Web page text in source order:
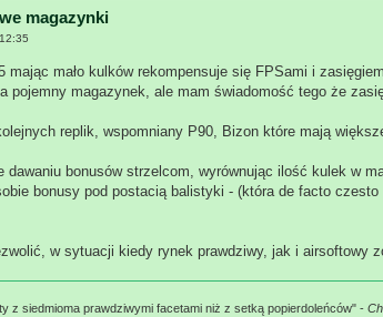
magazynki
mając mało kulków rekompensuje się FPSami i
pojemny magazynek, ale mam świadomość tego że
replik, wspomniany P90, Bizon które mają
bonusów strzelcom, wyrównując ilość kulek w
bonusy pod postacią balistyki - (która de facto
w sytuacji kiedy rynek prawdziwy, jak i airsoftowy
z siedmioma prawdziwymi facetami niż z setką popierdoleńców" -